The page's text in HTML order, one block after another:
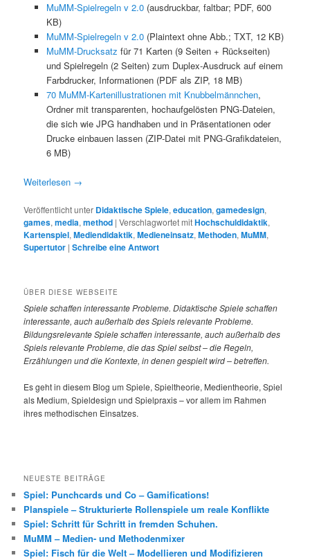
MuMM-Spielregeln v 2.0(ausdruckbar, faltbar; PDF, 600
KB)
MuMM-Spielregeln v 2.0(Plaintext ohne Abb.; TXT, 12 KB)
MuMM-Drucksatz für 71 Karten (9 Seiten + Rückseiten)
und Spielregeln (2 Seiten) zum Duplex-Ausdruck auf einem
Farbdrucker, Informationen (PDF als ZIP, 18 MB)
70 MuMM-Kartenillustrationen mit Knubbelmännchen,
Ordner mit transparenten, hochaufgelösten PNG-Dateien,
die sich wie JPG handhaben und in Präsentationen oder
Drucke einbauen lassen (ZIP-Datei mit PNG-Grafikdateien,
6 MB)
Weiterlesen →
Veröffentlicht unter Didaktische Spiele,education,gamedesign,
games,media,method |Verschlagwortet mitHochschuldidaktik,
Kartenspiel,Mediendidaktik,Medieneinsatz,Methoden,MuMM,
Supertutor |Schreibe eine Antwort
ÜBER DIESE WEBSEITE
Spieleschaffen interessante Probleme. Didaktische Spiele schaffen
interessante, auch außerhalb des Spiels relevante Probleme.
Bildungsrelevante Spiele schaffen interessante, auch außerhalb des
Spiels relevante Probleme, die das Spiel selbst – die Regeln,
Erzählungen und die Kontexte, in denen gespielt wird – betreffen.
Es geht in diesem Blog um Spiele, Spieltheorie, Medientheorie, Spiel
als Medium, Spieldesign und Spielpraxis – vor allem im Rahmen
ihres methodischen Einsatzes.
NEUESTE BEITRÄGE
Spiel: Punchcards und Co – Gamifications!
Planspiele – Strukturierte Rollenspiele um reale Konflikte
Spiel: Schritt für Schritt in fremden Schuhen.
MuMM – Medien- und Methodenmixer
Spiel: Fisch für die Welt – Modellieren und Modifizieren